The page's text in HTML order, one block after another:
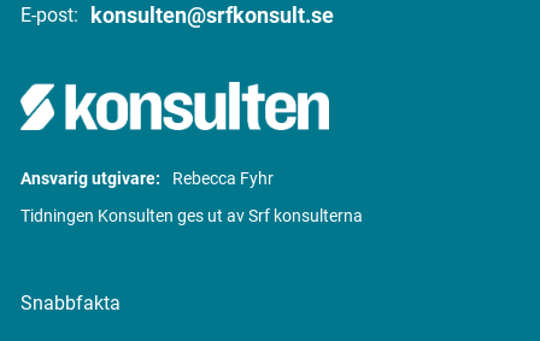
E-post: konsulten@srfkonsult.se
Ansvarig utgivare:
Rebecca Fyhr
Tidningen Konsulten ges ut av Srf konsulterna
Snabbfakta